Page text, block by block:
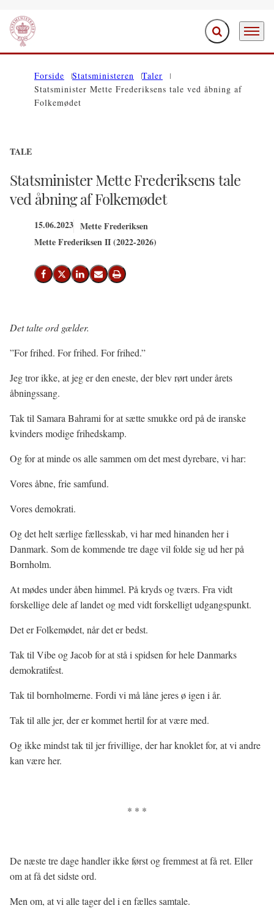
Gå til forsiden Fold søgefelt ud
Menu
Forside Statsministeren
Taler
Statsminister Mette Frederiksens tale ved åbning af
Folkemødet
TALE
Statsminister Mette Frederiksens tale
ved åbning af Folkemødet
15.06.2023 Mette Frederiksen
Mette Frederiksen II (2022-2026)
Del på Facebook
Del på X (Twitter)
Del på LinkedIn
Send email
Print
Det talte ord gælder.
”For frihed. For frihed. For frihed.”
Jeg tror ikke, at jeg er den eneste, der blev rørt under årets
åbningssang.
Tak til Samara Bahrami for at sætte smukke ord på de iranske
kvinders modige frihedskamp.
Og for at minde os alle sammen om det mest dyrebare, vi har:
Vores åbne, frie samfund.
Vores demokrati.
Og det helt særlige fællesskab, vi har med hinanden her i
Danmark. Som de kommende tre dage vil folde sig ud her på
Bornholm.
At mødes under åben himmel. På kryds og tværs. Fra vidt
forskellige dele af landet og med vidt forskelligt udgangspunkt.
Det er Folkemødet, når det er bedst.
Tak til Vibe og Jacob for at stå i spidsen for hele Danmarks
demokratifest.
Tak til bornholmerne. Fordi vi må låne jeres ø igen i år.
Tak til alle jer, der er kommet hertil for at være med.
Og ikke mindst tak til jer frivillige, der har knoklet for, at vi andre
kan være her.
* * *
De næste tre dage handler ikke først og fremmest at få ret. Eller
om at få det sidste ord.
Men om, at vi alle tager del i en fælles samtale.